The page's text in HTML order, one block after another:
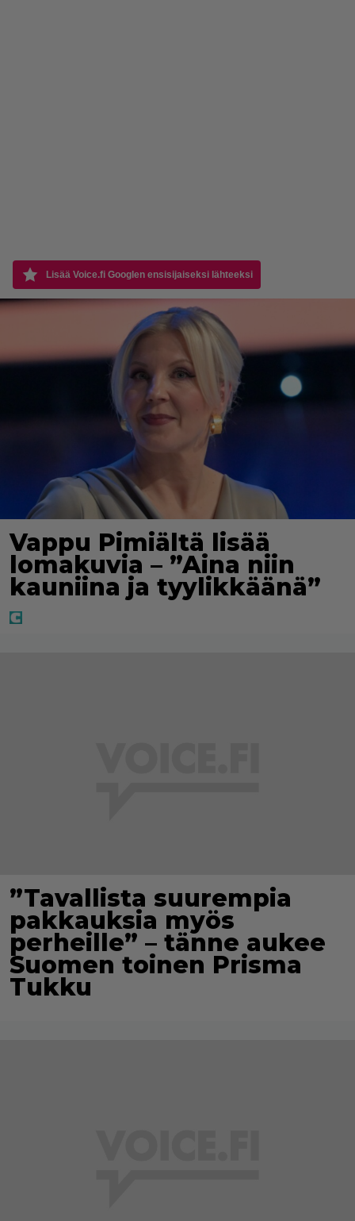
Lisää Voice.fi Googlen ensisijaiseksi lähteeksi
Vappu Pimiältä lisää
lomakuvia – ”Aina niin
kauniina ja tyylikkäänä”
”Tavallista suurempia
pakkauksia myös
perheille” – tänne aukee
Suomen toinen Prisma
Tukku